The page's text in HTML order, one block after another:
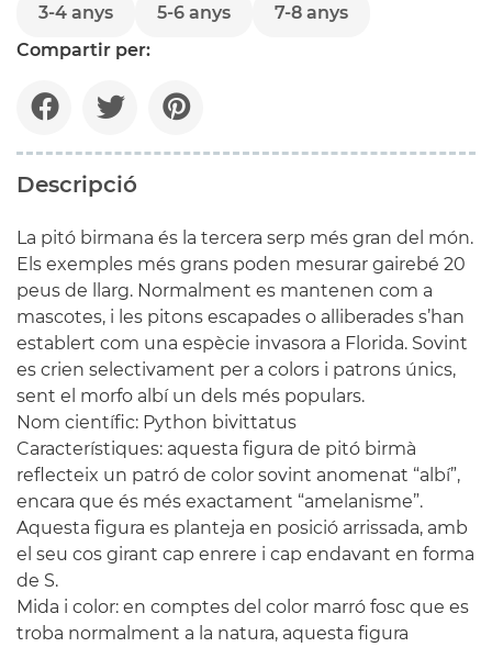
3-4 anys 5-6 anys
7-8 anys
Compartir per:
Descripció
La pitó birmana és la tercera serp més gran del món.
Els exemples més grans poden mesurar gairebé 20
peus de llarg. Normalment es mantenen com a
mascotes, i les pitons escapades o alliberades s’han
establert com una espècie invasora a Florida. Sovint
es crien selectivament per a colors i patrons únics,
sent el morfo albí un dels més populars.
Nom científic: Python bivittatus
Característiques: aquesta figura de pitó birmà
reflecteix un patró de color sovint anomenat “albí”,
encara que és més exactament “amelanisme”.
Aquesta figura es planteja en posició arrissada, amb
el seu cos girant cap enrere i cap endavant en forma
de S.
Mida i color: en comptes del color marró fosc que es
troba normalment a la natura, aquesta figura